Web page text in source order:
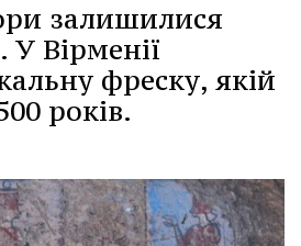
залишилися
Вірменії
фреску, якій
років.